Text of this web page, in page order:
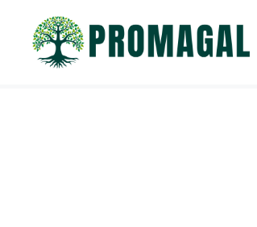
contenido